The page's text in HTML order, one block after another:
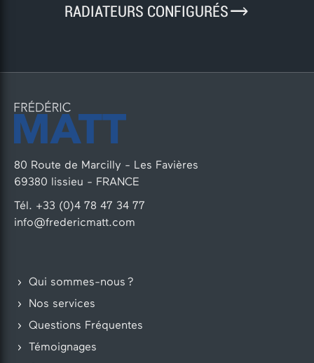
RADIATEURS CONFIGURÉS9
80 Route de Marcilly - Les Favières
69380 lissieu - FRANCE
Tél. +33 (0)4 78 47 34 77
info@fredericmatt.com
Qui sommes-nous ?
Nos services
Questions Fréquentes
Témoignages